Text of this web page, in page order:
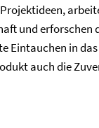
und erforschen
Eintauchen in
auch die